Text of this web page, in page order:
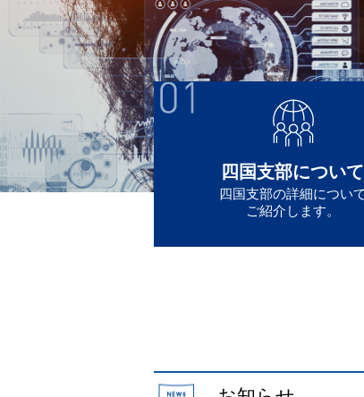
四国支部について
四国支部の詳細について
ご紹介します。